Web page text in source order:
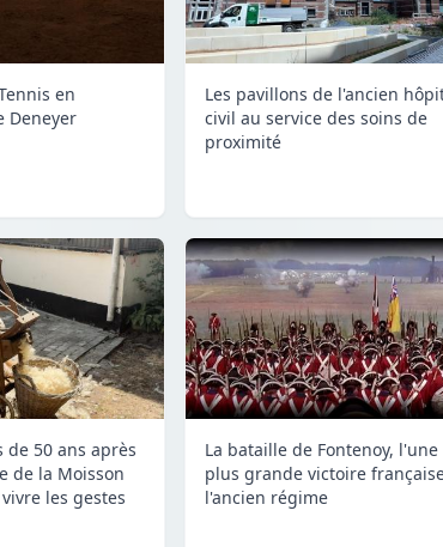
en
Deneyer
Les pavillons de l'ancien
civil au service des soins de
proximité
de 50 ans après
de la Moisson
les gestes
La bataille de Fontenoy, l'une
plus grande victoire
l'ancien régime